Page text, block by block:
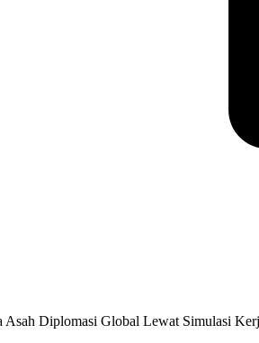
Diplomasi Global Lewat Simulasi